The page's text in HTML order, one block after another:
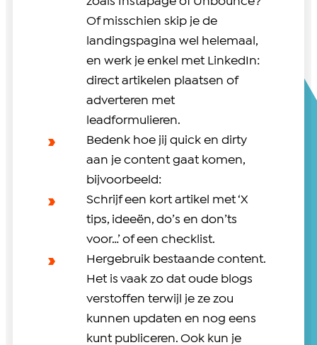
Of misschien skip je de
landingspagina wel helemaal,
en werk je enkel met LinkedIn:
direct artikelen plaatsen of
adverteren met
leadformulieren.
Bedenk hoe jij quick en dirty
aan je content gaat komen,
bijvoorbeeld:
Schrijf een kort artikel met ‘X
tips, ideeën, do’s en don’ts
voor…’ of een checklist.
Hergebruik bestaande content.
Het is vaak zo dat oude blogs
verstoffen terwijl je ze zou
kunnen updaten en nog eens
kunt publiceren. Ook kun je